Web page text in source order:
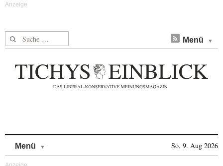
Suche nach: Menü
Menü So, 9. Aug 2026